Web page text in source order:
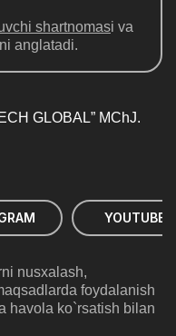
shartnomasi va
anglatadi.
GLOBAL” MChJ.
YOUTUBE
nusxalash,
foydalanish
havola ko`rsatish bilan